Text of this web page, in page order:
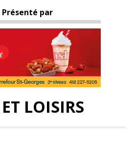
Présenté par
LOISIRS